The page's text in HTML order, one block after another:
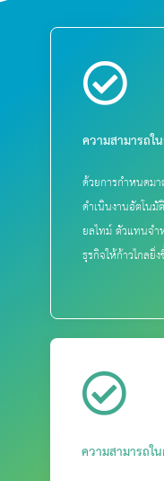
ความสามารถใ
ด้วยการกำหนดม
ดำเนินงานอัตโนมั
ยลไทม์ ตัวแทนจ
ธุรกิจให้ก้าวไกลยิ่
ความสามารถ